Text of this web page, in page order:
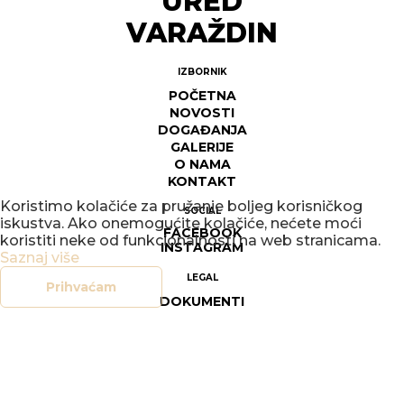
VARAŽDIN
IZBORNIK
POČETNA
NOVOSTI
DOGAĐANJA
GALERIJE
O NAMA
KONTAKT
SOCIAL
FACEBOOK
INSTAGRAM
LEGAL
DOKUMENTI
Koristimo kolačiće za pružanje boljeg korisničkog
iskustva. Ako onemogućite kolačiće, nećete moći
koristiti neke od funkcionalnosti na web stranicama.
Saznaj više
Prihvaćam